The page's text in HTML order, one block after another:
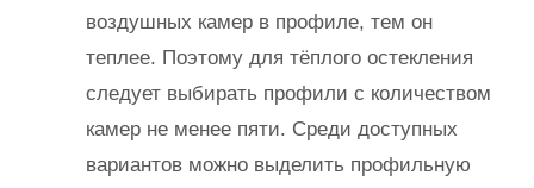
воздушных камер в профиле, тем он
теплее. Поэтому для тёплого остекления
следует выбирать профили с количеством
камер не менее пяти. Среди доступных
вариантов можно выделить профильную